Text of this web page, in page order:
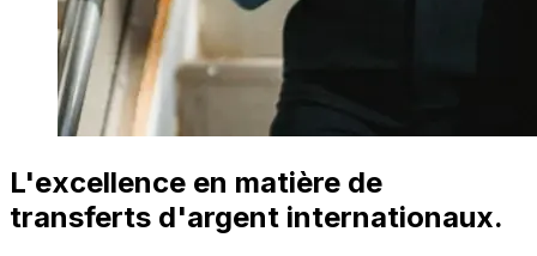
L'excellence en matière de
transferts d'argent internationaux.